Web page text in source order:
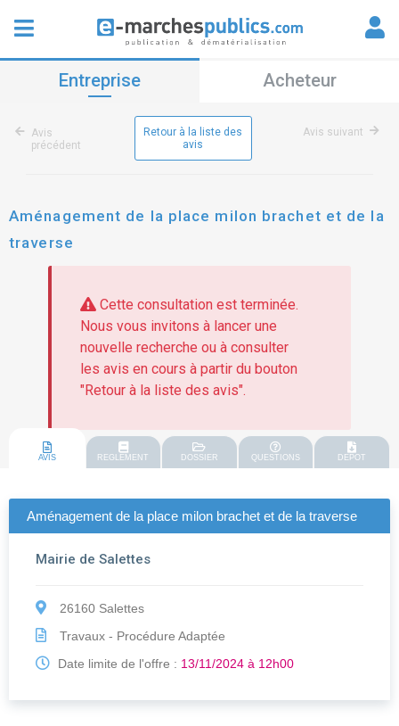
Entreprise Acheteur
Avis
précédent
Retour à la liste des
avis
Avis suivant
Aménagement de la place milon brachet et de la
traverse
Cette consultation est terminée.
Nous vous invitons à lancer une
nouvelle recherche ou à consulter
les avis en cours à partir du bouton
"Retour à la liste des avis".
AVIS REGLEMENT DOSSIER QUESTIONS DEPOT
Aménagement de la place milon brachet et de la traverse
Mairie de Salettes
26160 Salettes
Travaux - Procédure Adaptée
Date limite de l'offre : 13/11/2024 à 12h00